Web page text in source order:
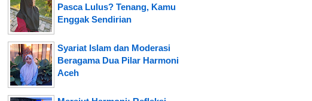
Pasca Lulus? Tenang, Kamu
Enggak Sendirian
Syariat Islam dan Moderasi
Beragama Dua Pilar Harmoni
Aceh